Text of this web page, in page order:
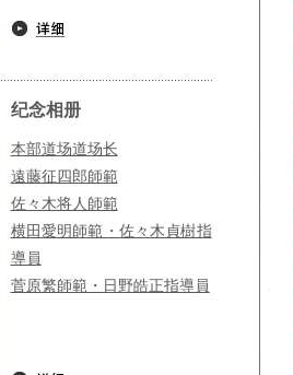
纪念相册
本部道场道场长
遠藤征四郎師範
佐々木将人師範
横田愛明師範・佐々木貞樹指
導員
菅原繁師範・日野皓正指導員